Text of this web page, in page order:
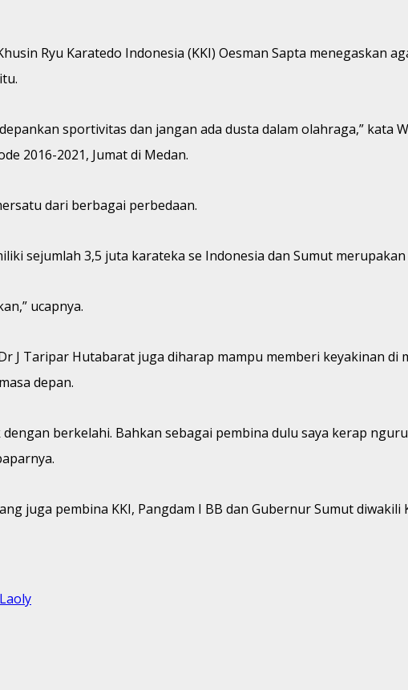
Ryu Karatedo Indonesia (KKI) Oesman Sapta menegaskan
sportivitas dan jangan ada dusta dalam olahraga,” kata
2016-2021, Jumat di Medan.
dari berbagai perbedaan.
sejumlah 3,5 juta karateka se Indonesia dan Sumut
ucapnya.
J Taripar Hutabarat juga diharap mampu memberi keyakinan
depan.
berkelahi. Bahkan sebagai pembina dulu saya kerap
juga pembina KKI, Pangdam I BB dan Gubernur Sumut diwakili